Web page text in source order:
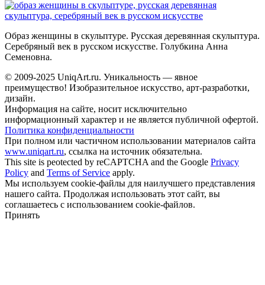
Образ женщины в скульптуре. Русская деревянная скульптура.
Серебряный век в русском искусстве. Голубкина Анна
Семеновна.
© 2009-2025 UniqАrt.ru. Уникальность — явное
преимущество! Изобразительное искусство, арт-разработки,
дизайн.
Информация на сайте, носит исключительно
информационный характер и не является публичной офертой.
Политика конфиденциальности
При полном или частичном использовании материалов сайта
www.uniqart.ru, ссылка на источник обязательна.
This site is peotected by reCAPTCHA and the Google Privacy
Policy and Terms of Service apply.
Мы используем cookie-файлы для наилучшего представления
нашего сайта. Продолжая использовать этот сайт, вы
соглашаетесь с использованием cookie-файлов.
Принять